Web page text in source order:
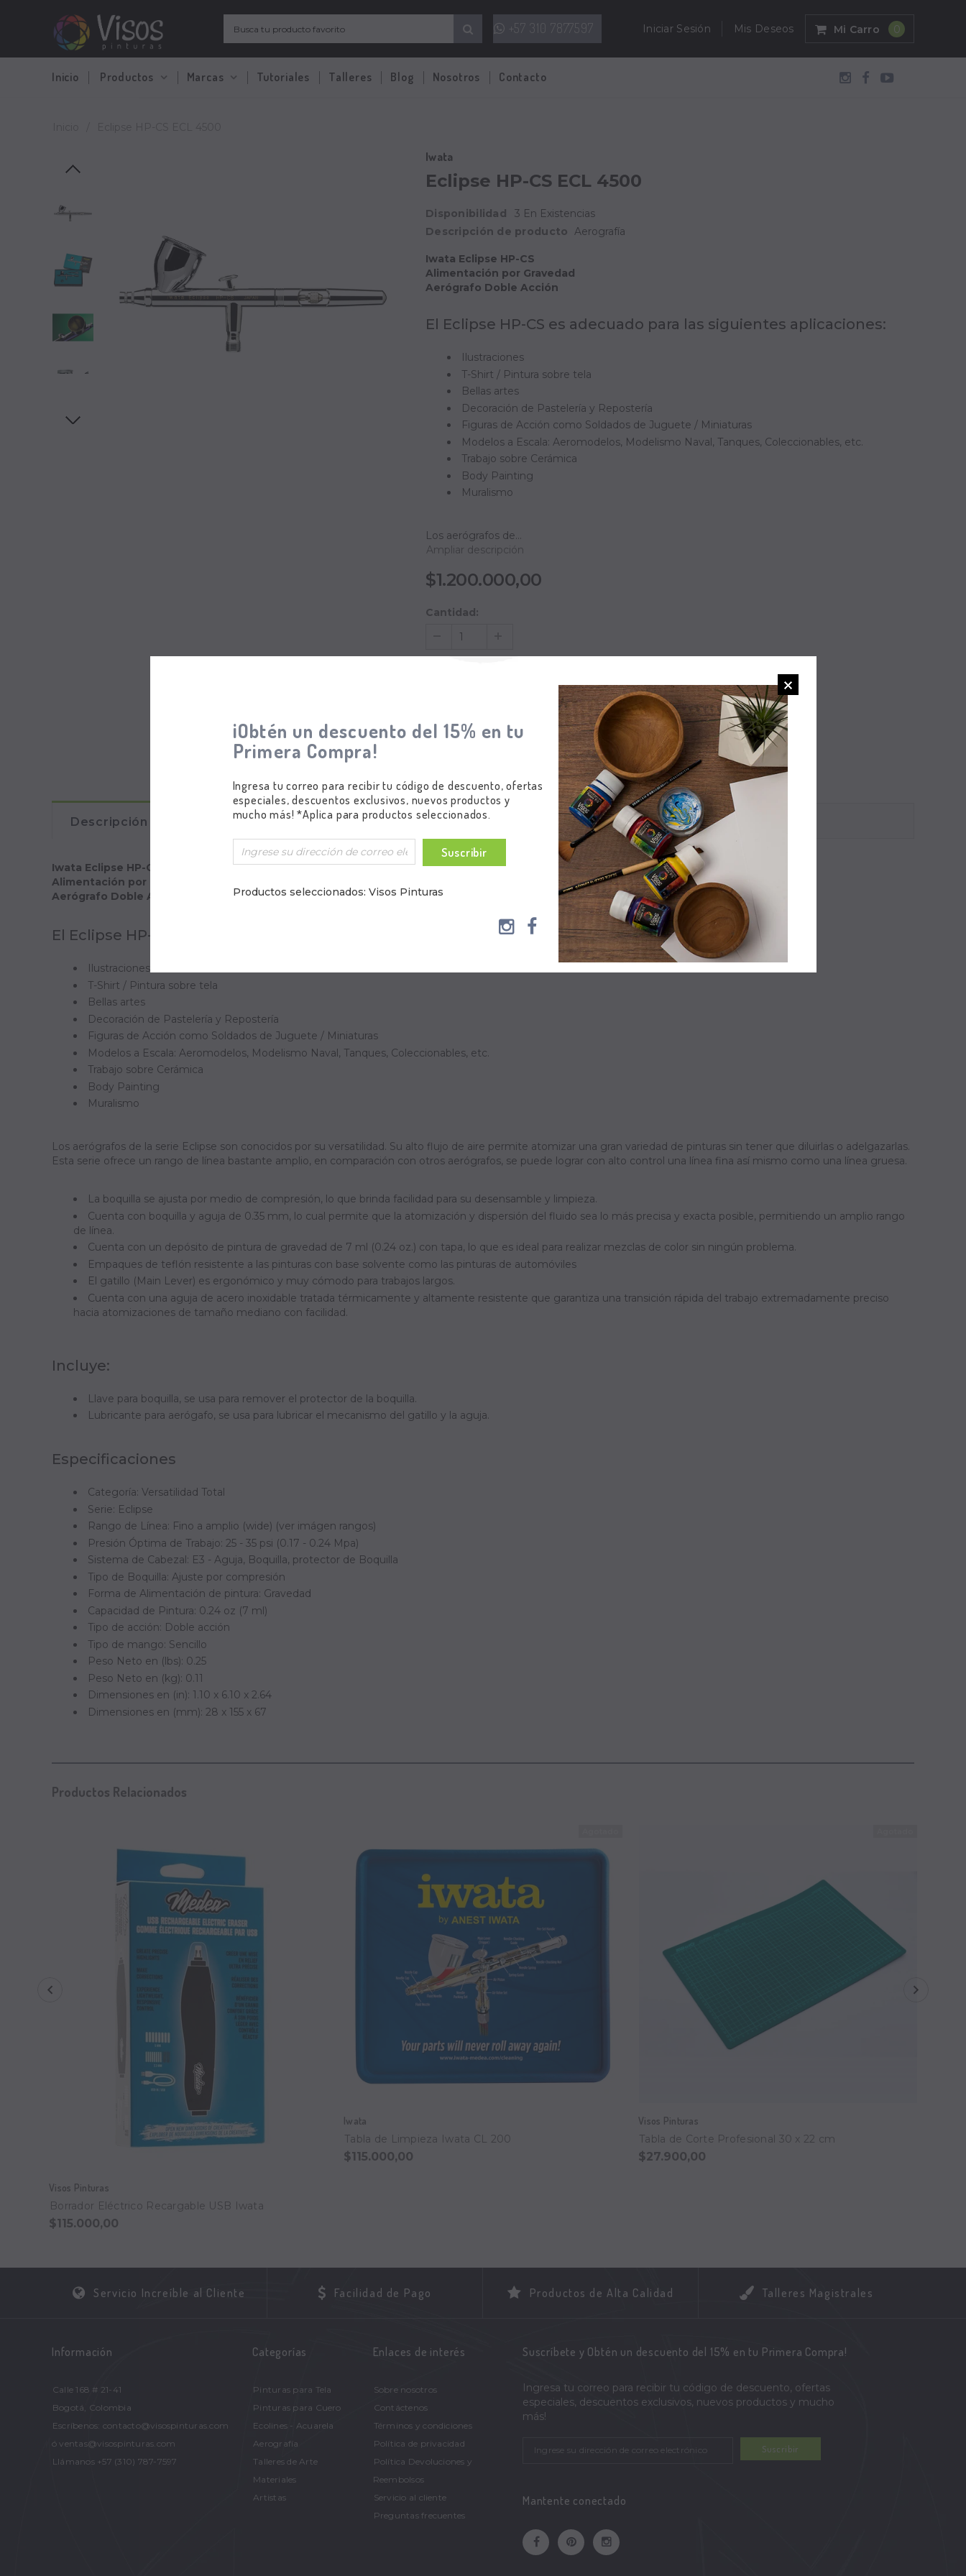
Mi Carro 0
Iniciar Sesión Mis Deseos
+57 310 7877597
Inicio Productos Marcas Tutoriales Talleres Blog Nosotros Contacto
Iwata
Eclipse HP-CS ECL 4500
Disponibilidad
3 En Existencias
Descripción de producto Aerografía
Iwata Eclipse HP-CS
Alimentación por Gravedad
Aerógrafo Doble Acción
El Eclipse HP-CS es adecuado para las siguientes aplicaciones:
Ilustraciones
T-Shirt / Pintura sobre tela
Bellas artes
Decoración de Pastelería y Repostería
Figuras de Acción como Soldados de Juguete / Miniaturas
Modelos a Escala: Aeromodelos, Modelismo Naval, Tanques, Coleccionables, etc.
Trabajo sobre Cerámica
Body Painting
Muralismo
Los aerógrafos de...
Ampliar descripción
$1.200.000,00
Cantidad:
Descripción Comentarios
Iwata Eclipse HP-CS
Alimentación por Gravedad
Aerógrafo Doble Acción
El Eclipse HP-CS es adecuado para las siguientes aplicaciones:
Ilustraciones
T-Shirt / Pintura sobre tela
Bellas artes
Decoración de Pastelería y Repostería
Figuras de Acción como Soldados de Juguete / Miniaturas
Modelos a Escala: Aeromodelos, Modelismo Naval, Tanques, Coleccionables, etc.
Trabajo sobre Cerámica
Body Painting
Muralismo
Los aerógrafos de la serie Eclipse son conocidos por su versatilidad. Su alto flujo de aire permite atomizar una gran variedad de pinturas sin tener que diluirlas o adelgazarlas.
Esta serie ofrece un rango de línea bastante amplio, en comparación con otros aerógrafos, se puede lograr con alto control una línea fina así mismo como una línea gruesa.
La boquilla se ajusta por medio de compresión, lo que brinda facilidad para su desensamble y limpieza.
Cuenta con boquilla y aguja de 0.35 mm, lo cual permite que la atomización y dispersión del fluido sea lo más precisa y exacta posible, permitiendo un amplio rango
de línea.
Cuenta con un depósito de pintura de gravedad de 7 ml (0.24 oz.) con tapa, lo que es ideal para realizar mezclas de color sin ningún problema.
Empaques de teflón resistente a las pinturas con base solvente como las pinturas de automóviles
El gatillo (Main Lever) es ergonómico y muy cómodo para trabajos largos.
Cuenta con una aguja de acero inoxidable tratada térmicamente y altamente resistente que garantiza una transición rápida del trabajo extremadamente preciso
hacia atomizaciones de tamaño mediano con facilidad.
Incluye:
Llave para boquilla, se usa para remover el protector de la boquilla.
Lubricante para aerógafo, se usa para lubricar el mecanismo del gatillo y la aguja.
Especificaciones
Categoría: Versatilidad Total
Serie: Eclipse
Rango de Línea: Fino a amplio (wide) (ver imágen rangos)
Presión Óptima de Trabajo: 25 - 35 psi (0.17 - 0.24 Mpa)
Sistema de Cabezal: E3 - Aguja, Boquilla, protector de Boquilla
Tipo de Boquilla: Ajuste por compresión
Forma de Alimentación de pintura: Gravedad
Capacidad de Pintura: 0.24 oz (7 ml)
Tipo de acción: Doble acción
Tipo de mango: Sencillo
Peso Neto en (lbs): 0.25
Peso Neto en (kg): 0.11
Dimensiones en (in): 1.10 x 6.10 x 2.64
Dimensiones en (mm): 28 x 155 x 67
Productos Relacionados
Visos Pinturas
Borrador Eléctrico Recargable USB Iwata
$115.000,00
Iwata
Tabla de Limpieza Iwata CL 200
$115.000,00
Visos Pinturas
Tabla de Corte Profesional 30 x 22 cm
$27.900,00
Servicio Increíble al Cliente Facilidad de Pago Productos de Alta Calidad Talleres Magistrales
Información
Calle 168 # 21-41
Bogotá, Colombia
Escríbenos: contacto@visospinturas.com
ó ventas@visospinturas.com
Llámanos +57 (310) 787-7597
Categorías
Pinturas para Tela
Pinturas para Cuero
Ecolines - Acuarela
Aerografía
Talleres de Arte
Materiales
Artistas
Enlaces de interés
Sobre nosotros
Contáctenos
Términos y condiciones
Política de privacidad
Política Devoluciones y
Reembolsos
Servicio al cliente
Preguntas frecuentes
Suscríbete y Obtén un descuento del 15% en tu Primera Compra!
Ingresa tu correo para recibir tu código de descuento, ofertas
especiales, descuentos exclusivos, nuevos productos y mucho
más!
Suscribir
Mantente conectado
¡Obtén un descuento del 15% en tu
Primera Compra!
Ingresa tu correo para recibir tu código de descuento, ofertas
especiales, descuentos exclusivos, nuevos productos y
mucho más! *Aplica para productos seleccionados.
Suscribir
Productos seleccionados: Visos Pinturas